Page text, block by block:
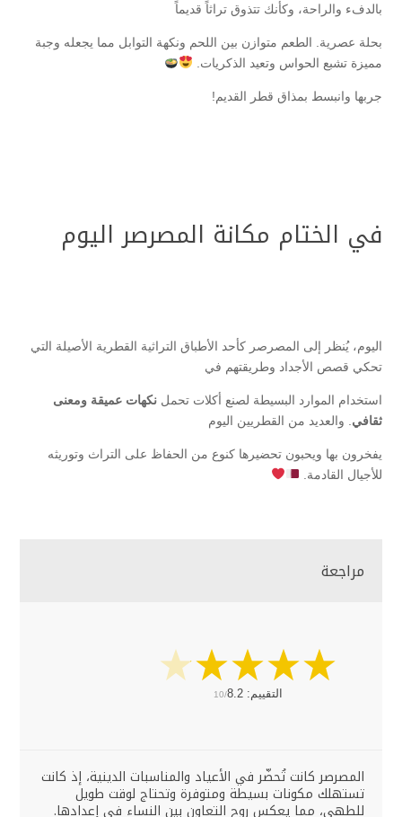
بالدفء والراحة، وكأنك تتذوق تراثاً قديماً
بحلة عصرية. الطعم متوازن بين اللحم ونكهة التوابل مما يجعله وجبة
مميزة تشبع الحواس وتعيد الذكريات.
جربها وانبسط بمذاق قطر القديم!
في الختام مكانة المصرصر اليوم
اليوم، يُنظر إلى المصرصر كأحد الأطباق التراثية القطرية الأصيلة التي
تحكي قصص الأجداد وطريقتهم في
استخدام الموارد البسيطة لصنع أكلات تحمل نكهات عميقة ومعنى
ثقافي . والعديد من القطريين اليوم
يفخرون بها ويحبون تحضيرها كنوع من الحفاظ على التراث وتوريثه
للأجيال القادمة.
مراجعة
التقييم: 10/8.2
المصرصر كانت تُحضّر في الأعياد والمناسبات الدينية، إذ كانت
تستهلك مكونات بسيطة ومتوفرة وتحتاج لوقت طويل
للطهي، مما يعكس روح التعاون بين النساء في إعدادها.